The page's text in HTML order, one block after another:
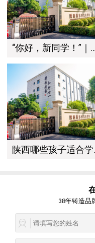
“你好，新同学！”｜西安新东方烹饪技工学校2026级的萌新，都经历了什么？
陕西哪些孩
38年铸造品